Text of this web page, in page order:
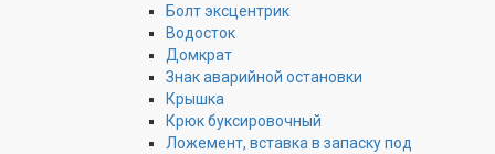
Болт эксцентрик
Водосток
Домкрат
Знак аварийной остановки
Крышка
Крюк буксировочный
Ложемент, вставка в запаску под